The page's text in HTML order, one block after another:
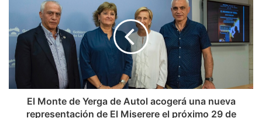
El Monte de Yerga de Autol acogerá una nueva
representación de El Miserere el próximo 29 de